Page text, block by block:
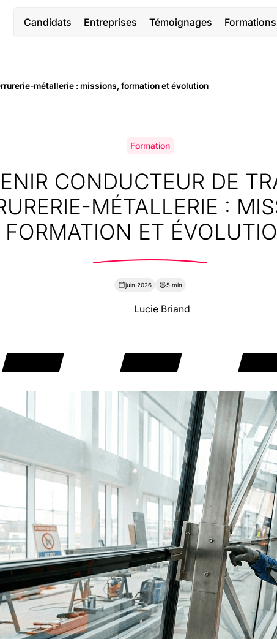
Candidats Entreprises Témoignages Formations
métallerie : missions, formation et évolution
Formation
CONDUCTEUR DE
MÉTALLERIE :
FORMATION ET
juin 2026 5 min
Lucie Briand